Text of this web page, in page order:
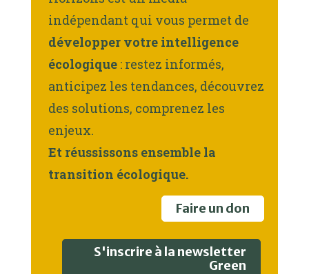
indépendant qui vous permet de
développer votre intelligence
écologique : restez informés,
anticipez les tendances, découvrez
des solutions, comprenez les
enjeux.
Et réussissons ensemble la
transition écologique.
Faire un don
S'inscrire à la newsletter
Green